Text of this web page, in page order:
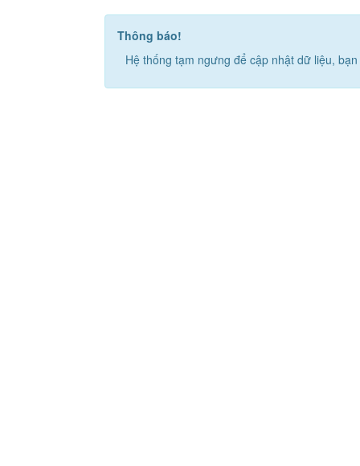
Thông báo!
Hệ thống tạm ngưng để cập nhật dữ liệu,